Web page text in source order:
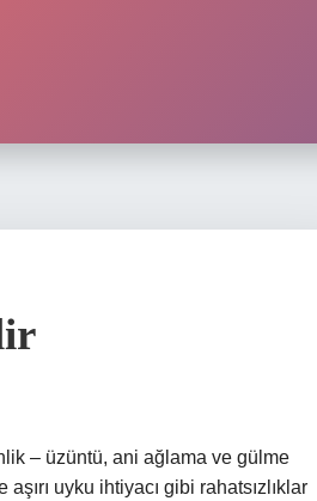
– üzüntü, ani ağlama ve gülme
uyku ihtiyacı gibi rahatsızlıklar